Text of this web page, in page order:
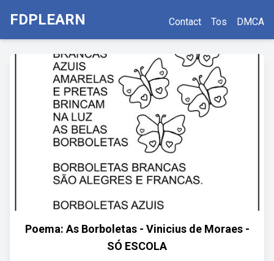
FDPLEARN Contact Tos DMCA
Poema: As Borboletas - Vinicius de Moraes -
SÓ ESCOLA